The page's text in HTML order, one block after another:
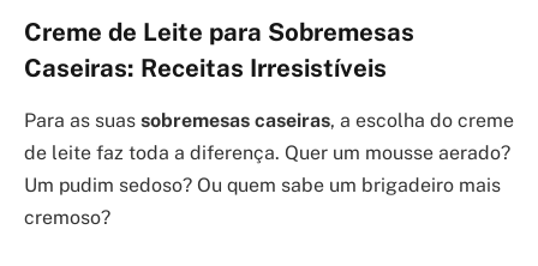
Creme de Leite para Sobremesas
Caseiras: Receitas Irresistíveis
Para as suas sobremesas caseiras, a escolha do creme
de leite faz toda a diferença. Quer um mousse aerado?
Um pudim sedoso? Ou quem sabe um brigadeiro mais
cremoso?